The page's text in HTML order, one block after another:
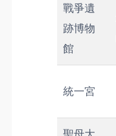
戰爭遺
跡博物
館
統一宮